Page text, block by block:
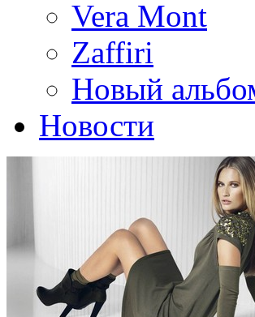
Vera Mont
Zaffiri
Новый
Новости